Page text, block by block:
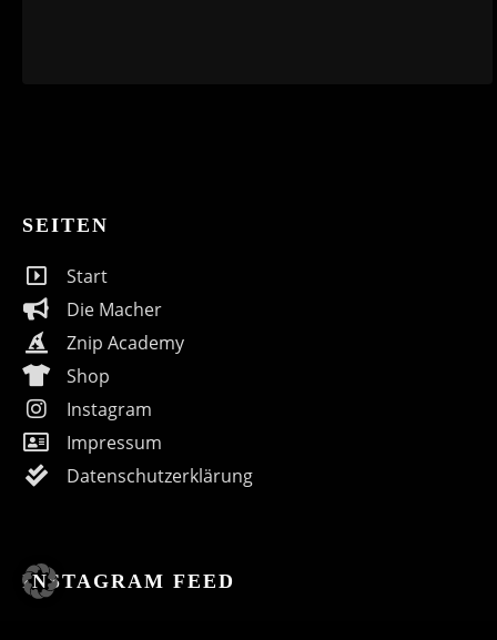
SEITEN
Start
Die Macher
Znip Academy
Shop
Instagram
Impressum
Datenschutzerklärung
INSTAGRAM FEED